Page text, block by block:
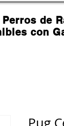
de
con